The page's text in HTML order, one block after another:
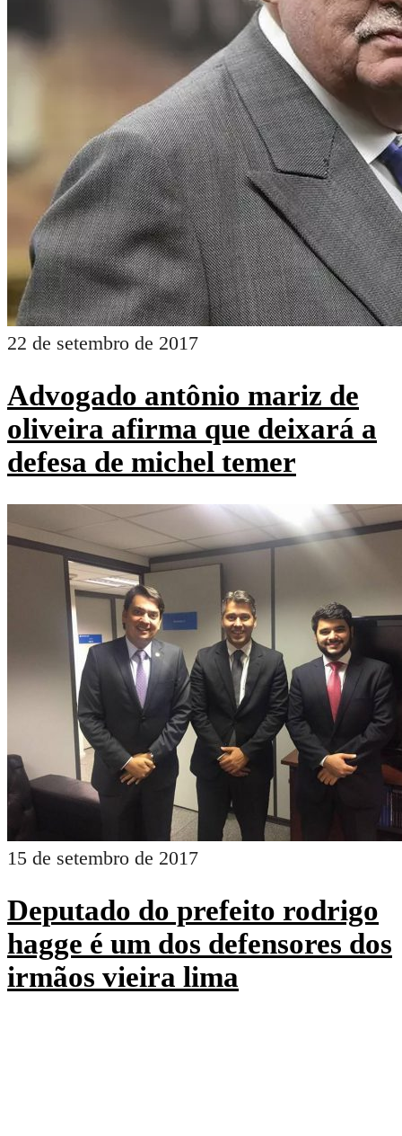
22 de setembro de 2017
Advogado antônio mariz de
oliveira afirma que deixará a
defesa de michel temer
15 de setembro de 2017
Deputado do prefeito rodrigo
hagge é um dos defensores dos
irmãos vieira lima